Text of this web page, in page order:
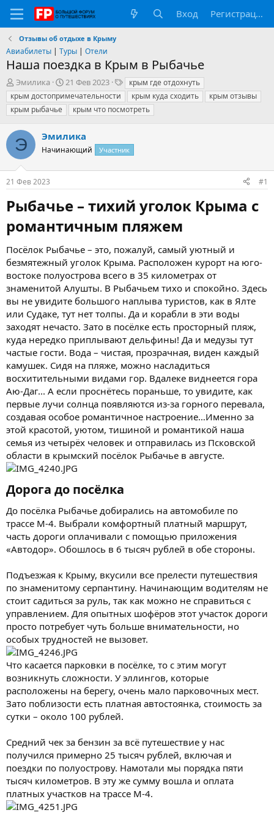
Вход Регистрация
Отзывы об отдыхе в Крыму
Авиабилеты | Туры | Отели
Наша поездка в Крым в Рыбачье
А
в
т
о
т
е
м
ы
Эмилика
Д
а
т
а
а
ч
л
21 Фев 2023
Т
е
г
и
крым где отдохнуть
крым достопримечательности
крым куда сходить
крым отзывы
крым рыбачье
крым что посмотреть
Э Эмилика
Начинающий Участник
21 Фев 2023 #1
Рыбачье – тихий уголок Крыма с
романтичным пляжем​
Посёлок Рыбачье – это, пожалуй, самый уютный и
безмятежный уголок Крыма. Расположен курорт на юго-
востоке полуострова всего в 35 километрах от
знаменитой Алушты. В Рыбачьем тихо и спокойно. Здесь
вы не увидите большого наплыва туристов, как в Ялте
или Судаке, тут нет толпы. Да и корабли в эти воды
заходят нечасто. Зато в посёлке есть просторный пляж,
куда нередко приплывают дельфины! Да и медузы тут
частые гости. Вода – чистая, прозрачная, виден каждый
камушек. Сидя на пляже, можно насладиться
восхитительными видами гор. Вдалеке виднеется гора
Аю-Даг... А если проснётесь пораньше, то увидите, как
первые лучи солнца появляются из-за горного перевала,
создавая особое романтичное настроение…Именно за
этой красотой, уютом, тишиной и романтикой наша
семья из четырёх человек и отправилась из Псковской
области в крымский посёлок Рыбачье в августе.
Дорога до посёлка​
До посёлка Рыбачье добирались на автомобиле по
трассе М-4. Выбрали комфортный платный маршрут,
часть дороги оплачивали с помощью приложения
«Автодор». Обошлось в 6 тысяч рублей в обе стороны.
Подъезжая к Крыму, вкусили все прелести путешествия
по знаменитому серпантину. Начинающим водителям не
стоит садиться за руль, так как можно не справиться с
управлением. Для опытных шофёров этот участок дороги
просто потребует чуть больше внимательности, но
особых трудностей не вызовет.
Что касается парковки в посёлке, то с этим могут
возникнуть сложности. У эллингов, которые
расположены на берегу, очень мало парковочных мест.
Зато поблизости есть платная автостоянка, стоимость за
сутки – около 100 рублей.
Средний чек за бензин за всё путешествие у нас
получился примерно 25 тысяч рублей, включая и
поездки по полуострову. Намотали мы порядка пяти
тысяч километров. В эту же сумму вошла и оплата
платных участков на трассе М-4.